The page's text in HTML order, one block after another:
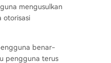
mengusulkan
otorisasi
benar-
pengguna terus